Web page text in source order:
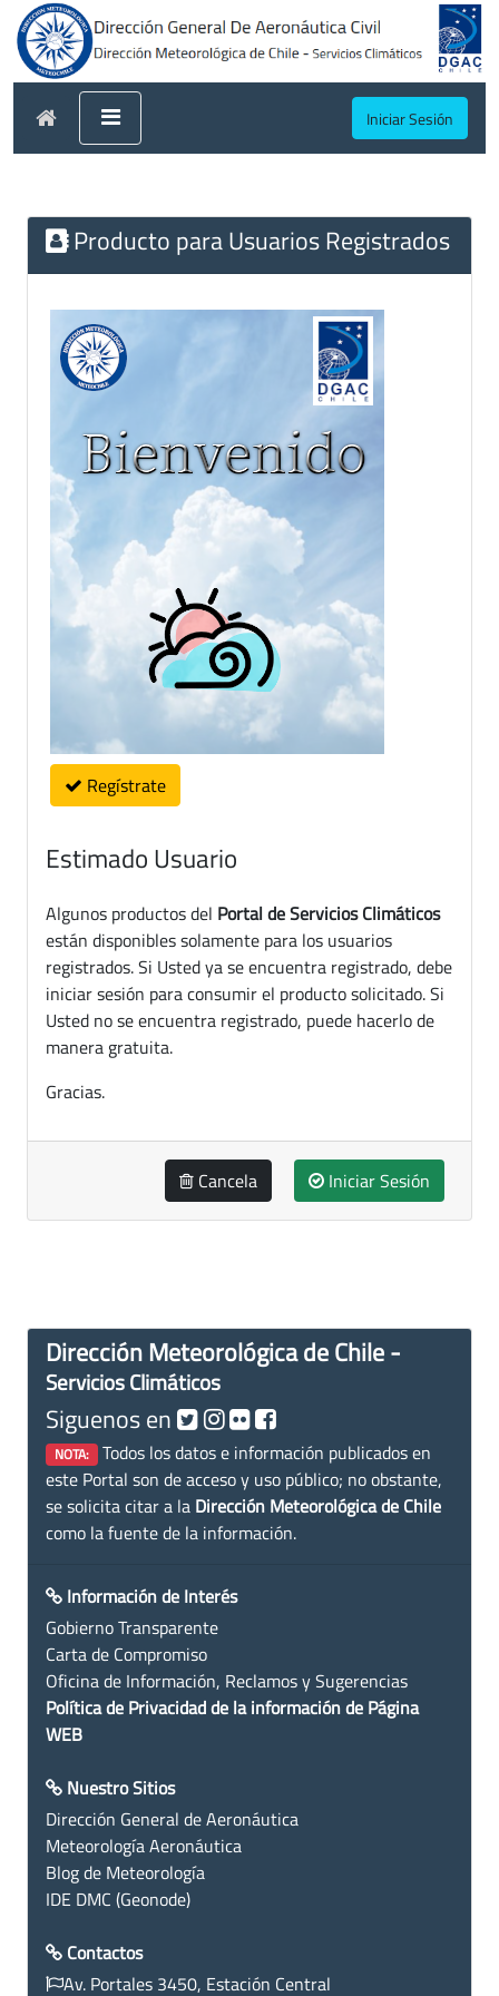
Iniciar Sesión
Producto para Usuarios Registrados
Regístrate
Estimado Usuario
Algunos productos del Portal de Servicios Climáticos
están disponibles solamente para los usuarios
registrados. Si Usted ya se encuentra registrado, debe
iniciar sesión para consumir el producto solicitado. Si
Usted no se encuentra registrado, puede hacerlo de
manera gratuita.
Gracias.
Cancela Iniciar Sesión
Dirección Meteorológica de Chile -
Servicios Climáticos
Siguenos en
NOTA: Todos los datos e información publicados en
este Portal son de acceso y uso público; no obstante,
se solicita citar a la Dirección Meteorológica de Chile
como la fuente de la información.
Información de Interés
Gobierno Transparente
Carta de Compromiso
Oficina de Información, Reclamos y Sugerencias
Política de Privacidad de la información de Página
WEB
Nuestro Sitios
Dirección General de Aeronáutica
Meteorología Aeronáutica
Blog de Meteorología
IDE DMC (Geonode)
Contactos
Av. Portales 3450, Estación Central